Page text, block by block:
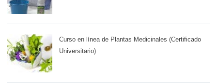
Curso en línea de Plantas Medicinales (Certificado
Universitario)